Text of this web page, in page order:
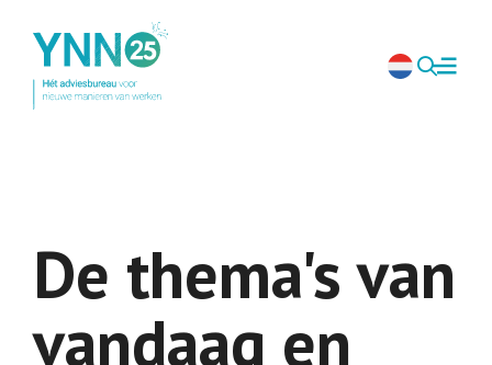
De thema's van
vandaag en